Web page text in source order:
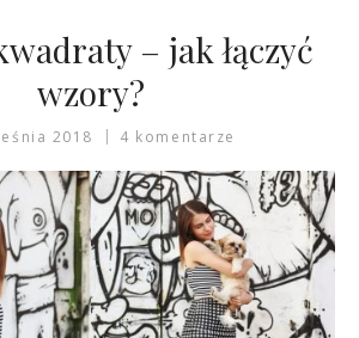
– jak łączyć
wzory?
2018 4 komentarze